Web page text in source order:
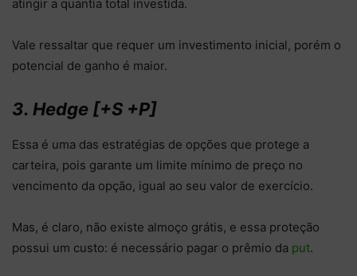
atingir a quantia total investida.
Vale ressaltar que requer um investimento inicial, porém o
potencial de ganho é maior.
3. Hedge [+S +P]
Essa é uma das estratégias de opções que protege a
carteira, pois garante um limite mínimo de preço no
vencimento da opção, igual ao seu valor de exercício.
Mas, é claro, não existe almoço grátis, e essa proteção
possui um custo: é necessário pagar o prêmio da put.